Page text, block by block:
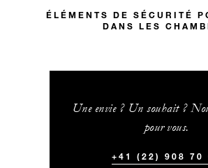
ÉLÉMENTS DE SÉCURITÉ
DANS LES
Une envie ? Un souhait ?
pour vous.
+41 (22) 908 70